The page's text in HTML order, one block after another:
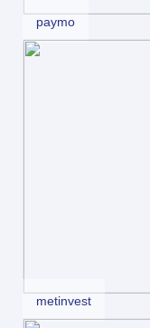
paymo
metinvest